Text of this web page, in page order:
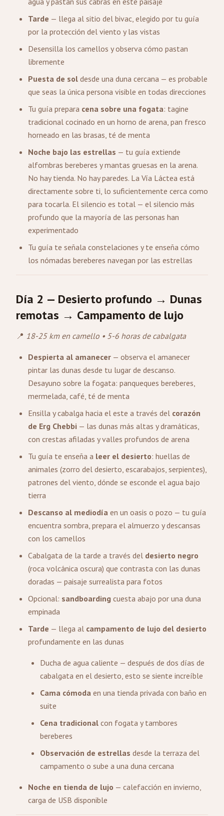
Tarde — llega al sitio del bivac, elegido por tu guía
por la protección del viento y las vistas
Desensilla los camellos y observa cómo pastan
libremente
Puesta de sol desde una duna cercana — es probable
que seas la única persona visible en todas direcciones
Tu guía prepara cena sobre una fogata: tagine
tradicional cocinado en un horno de arena, pan fresco
horneado en las brasas, té de menta
Noche bajo las estrellas — tu guía extiende
alfombras bereberes y mantas gruesas en la arena.
No hay tienda. No hay paredes. La Vía Láctea está
directamente sobre ti, lo suficientemente cerca como
para tocarla. El silencio es total — el silencio más
profundo que la mayoría de las personas han
experimentado
Tu guía te señala constelaciones y te enseña cómo
los nómadas bereberes navegan por las estrellas
Día 2 — Desierto profundo → Dunas
remotas → Campamento de lujo
📍 18-25 km en camello • 5-6 horas de cabalgata
Despierta al amanecer — observa el amanecer
pintar las dunas desde tu lugar de descanso.
Desayuno sobre la fogata: panqueques bereberes,
mermelada, café, té de menta
Ensilla y cabalga hacia el este a través del corazón
de Erg Chebbi — las dunas más altas y dramáticas,
con crestas afiladas y valles profundos de arena
Tu guía te enseña a leer el desierto: huellas de
animales (zorro del desierto, escarabajos, serpientes),
patrones del viento, dónde se esconde el agua bajo
tierra
Descanso al mediodía en un oasis o pozo — tu guía
encuentra sombra, prepara el almuerzo y descansas
con los camellos
Cabalgata de la tarde a través del desierto negro
(roca volcánica oscura) que contrasta con las dunas
doradas — paisaje surrealista para fotos
Opcional: sandboarding cuesta abajo por una duna
empinada
Tarde — llega al campamento de lujo del desierto
profundamente en las dunas
Ducha de agua caliente — después de dos días de
cabalgata en el desierto, esto se siente increíble
Cama cómoda en una tienda privada con baño en
suite
Cena tradicional con fogata y tambores
bereberes
Observación de estrellas desde la terraza del
campamento o sube a una duna cercana
Noche en tienda de lujo — calefacción en invierno,
carga de USB disponible